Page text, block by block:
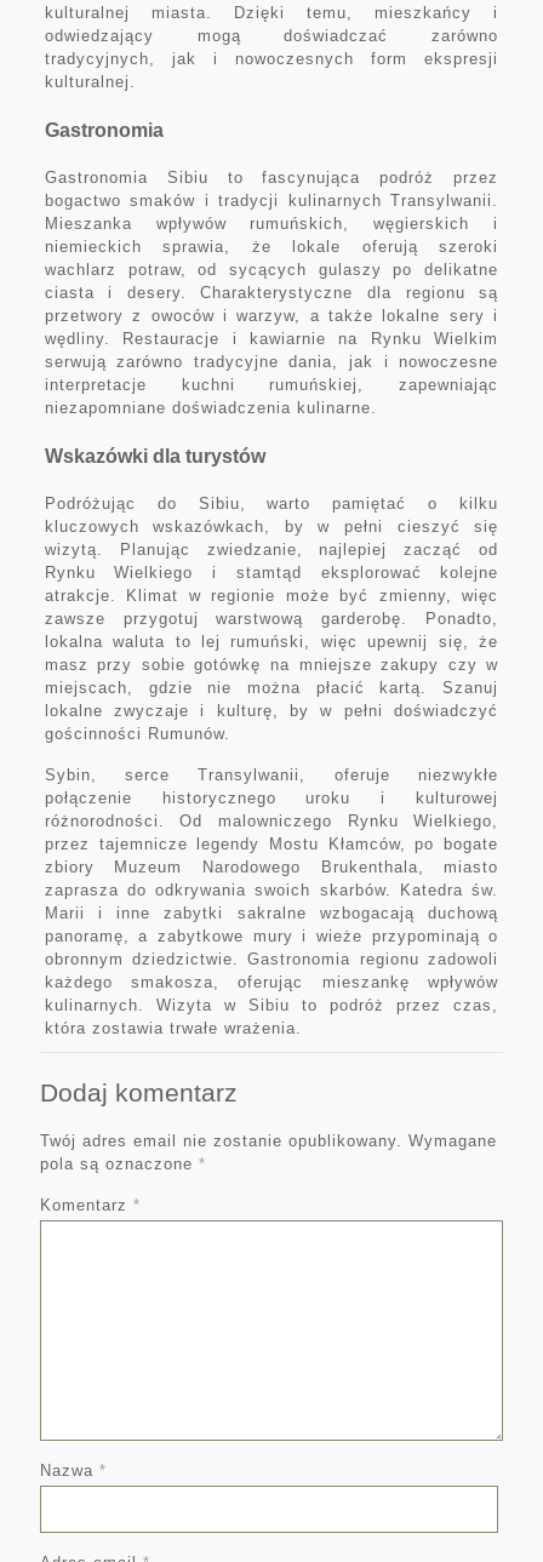
kulturalnej miasta. Dzięki temu, mieszkańcy i
odwiedzający mogą doświadczać zarówno
tradycyjnych, jak i nowoczesnych form ekspresji
kulturalnej.
Gastronomia
Gastronomia Sibiu to fascynująca podróż przez
bogactwo smaków i tradycji kulinarnych Transylwanii.
Mieszanka wpływów rumuńskich, węgierskich i
niemieckich sprawia, że lokale oferują szeroki
wachlarz potraw, od sycących gulaszy po delikatne
ciasta i desery. Charakterystyczne dla regionu są
przetwory z owoców i warzyw, a także lokalne sery i
wędliny. Restauracje i kawiarnie na Rynku Wielkim
serwują zarówno tradycyjne dania, jak i nowoczesne
interpretacje kuchni rumuńskiej, zapewniając
niezapomniane doświadczenia kulinarne.
Wskazówki dla turystów
Podróżując do Sibiu, warto pamiętać o kilku
kluczowych wskazówkach, by w pełni cieszyć się
wizytą. Planując zwiedzanie, najlepiej zacząć od
Rynku Wielkiego i stamtąd eksplorować kolejne
atrakcje. Klimat w regionie może być zmienny, więc
zawsze przygotuj warstwową garderobę. Ponadto,
lokalna waluta to lej rumuński, więc upewnij się, że
masz przy sobie gotówkę na mniejsze zakupy czy w
miejscach, gdzie nie można płacić kartą. Szanuj
lokalne zwyczaje i kulturę, by w pełni doświadczyć
gościnności Rumunów.
Sybin, serce Transylwanii, oferuje niezwykłe
połączenie historycznego uroku i kulturowej
różnorodności. Od malowniczego Rynku Wielkiego,
przez tajemnicze legendy Mostu Kłamców, po bogate
zbiory Muzeum Narodowego Brukenthala, miasto
zaprasza do odkrywania swoich skarbów. Katedra św.
Marii i inne zabytki sakralne wzbogacają duchową
panoramę, a zabytkowe mury i wieże przypominają o
obronnym dziedzictwie. Gastronomia regionu zadowoli
każdego smakosza, oferując mieszankę wpływów
kulinarnych. Wizyta w Sibiu to podróż przez czas,
która zostawia trwałe wrażenia.
Dodaj komentarz
Twój adres email nie zostanie opublikowany.
Wymagane
pola są oznaczone *
Komentarz *
Nazwa *